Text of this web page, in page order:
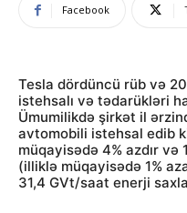
Facebook
Tesla dördüncü rüb və
istehsalı və tədarükləri
Ümumilikdə şirkət il
avtomobili istehsal edib
müqayisədə 4% azdır
(illiklə müqayisədə 1%
31,4 GVt/saat enerji